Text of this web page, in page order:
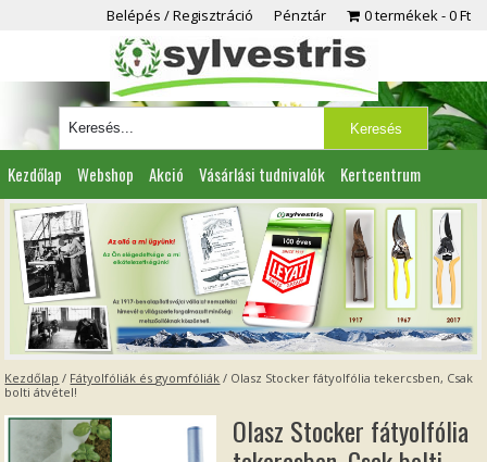
Belépés / Regisztráció Pénztár 0 termékek 0 Ft
Kezdőlap Webshop Akció Vásárlási tudnivalók Kertcentrum
Viszonteladóknak Partnereink Kapcsolat
Kezdőlap / Fátyolfóliák és gyomfóliák / Olasz Stocker fátyolfólia tekercsben, Csak
bolti átvétel!
Olasz Stocker fátyolfólia